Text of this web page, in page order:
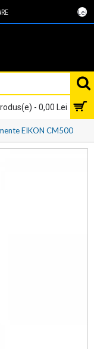
Lei
- 0,00 Lei
EIKON CM500